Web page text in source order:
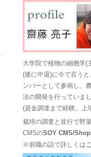
大学院で植物の細胞学(
(後に中退)に今で言う
ンバーとして参画し、
法の開発を行っていまし
(資金調達まで経験。上
栽培の調査と並行で野
CMSのSOY CMS/Shop
※前職の話で詳しくは